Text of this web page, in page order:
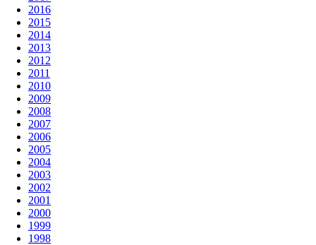
2016
2015
2014
2013
2012
2011
2010
2009
2008
2007
2006
2005
2004
2003
2002
2001
2000
1999
1998